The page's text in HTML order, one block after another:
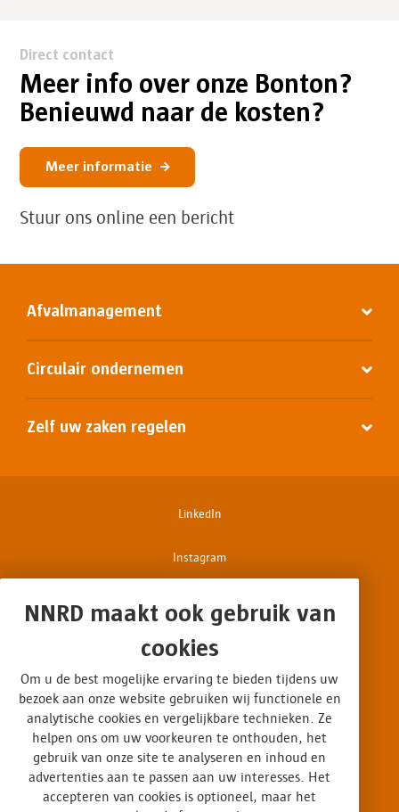
Direct contact
Meer info over onze Bonton?
Benieuwd naar de kosten?
Meer informatie
Stuur ons online een bericht
Afvalmanagement
Circulair ondernemen
Zelf uw zaken regelen
LinkedIn
Instagram
Disclaimer
Privacy & cookies
Op interesse gebaseerde advertenties
Algemene voorwaarden
NNRD maakt ook gebruik van
cookies
Om u de best mogelijke ervaring te bieden tijdens uw
bezoek aan onze website gebruiken wij functionele en
analytische cookies en vergelijkbare technieken. Ze
helpen ons om uw voorkeuren te onthouden, het
gebruik van onze site te analyseren en inhoud en
advertenties aan te passen aan uw interesses. Het
accepteren van cookies is optioneel, maar het